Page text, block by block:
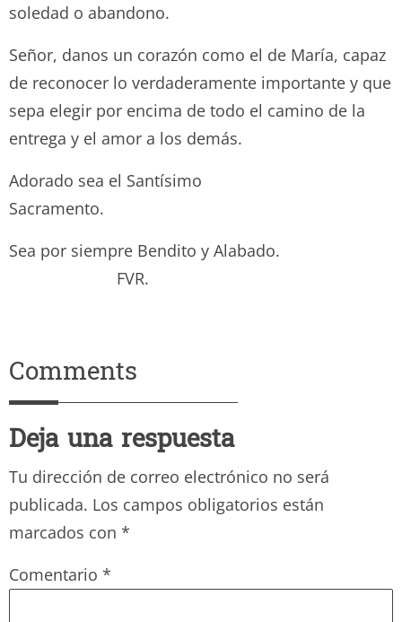
soledad o abandono.
Señor, danos un corazón como el de María, capaz
de reconocer lo verdaderamente importante y que
sepa elegir por encima de todo el camino de la
entrega y el amor a los demás.
Adorado sea el Santísimo
Sacramento.
Sea por siempre Bendito y Alabado.
FVR.
Comments
Deja una respuesta
Tu dirección de correo electrónico no será
publicada. Los campos obligatorios están
marcados con *
Comentario *